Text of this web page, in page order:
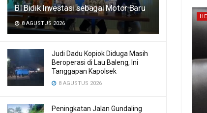
BI Bidik Investasi sebagai Motor Baru
8 AGUSTUS 2026
Judi Dadu Kopiok Diduga Masih
Beroperasi di Lau Baleng, Ini
Tanggapan Kapolsek
8 AGUSTUS 2026
Peningkatan Jalan Gundaling